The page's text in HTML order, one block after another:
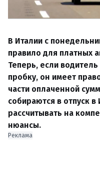
В Италии с
правило для платных
Теперь, если
пробку, он имеет
части оплаченной
собираются в отпуск
рассчитывать на
нюансы.
Реклама